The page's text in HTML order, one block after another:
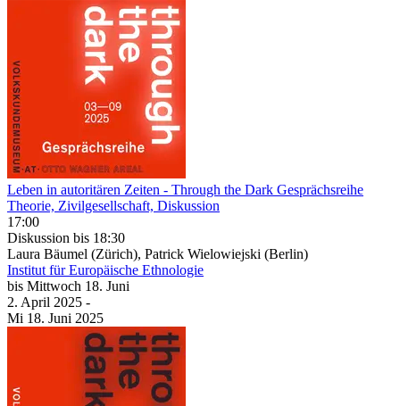
Leben in autoritären Zeiten - Through the Dark Gesprächsreihe
Theorie, Zivilgesellschaft, Diskussion
17:00
Diskussion bis 18:30
Laura Bäumel (Zürich), Patrick Wielowiejski (Berlin)
Institut für Europäische Ethnologie
bis Mittwoch 18. Juni
2. April 2025 -
Mi 18. Juni 2025